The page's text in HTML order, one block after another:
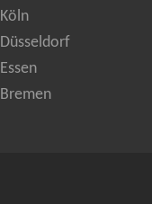
Köln
Düsseldorf
Essen
Bremen